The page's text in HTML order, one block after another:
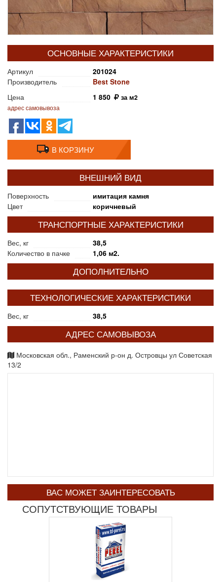
ОСНОВНЫЕ ХАРАКТЕРИСТИКИ
Артикул
201024
Производитель
Best Stone
Цена
1 850 за м2
адрес самовывоза
В КОРЗИНУ
ВНЕШНИЙ ВИД
Поверхность
имитация камня
Цвет
коричневый
ТРАНСПОРТНЫЕ ХАРАКТЕРИСТИКИ
Вес, кг
38,5
Количество в пачке
1,06 м2.
ДОПОЛНИТЕЛЬНО
ТЕХНОЛОГИЧЕСКИЕ ХАРАКТЕРИСТИКИ
Вес, кг 38,5
АДРЕС САМОВЫВОЗА
Московская обл., Раменский р-он д. Островцы ул Советская
13/2
ВАС МОЖЕТ ЗАИНТЕРЕСОВАТЬ
СОПУТСТВУЮЩИЕ ТОВАРЫ